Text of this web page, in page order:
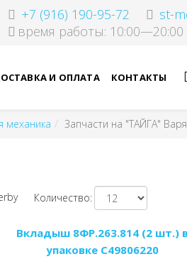
+7 (916) 190-95-72
st-
время работы: 10:00—20:00
И ОПЛАТА КОНТАКТЫ
механика Запчасти на "ТАЙГА"
Количество:
Вкладыш 8ФР.263.814 (2 шт.)
упаковке C49806220